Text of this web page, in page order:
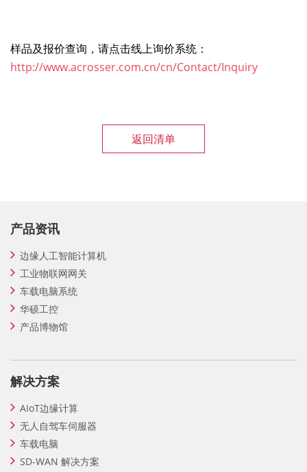
样品及报价查询，请点击线上询价系统：
http://www.acrosser.com.cn/cn/Contact/Inquiry
返回清单
产品资讯
边缘人工智能计算机
工业物联网网关
车载电脑系统
华硕工控
产品博物馆
解决方案
AIoT边缘计算
无人自驾车伺服器
车载电脑
SD-WAN 解决方案